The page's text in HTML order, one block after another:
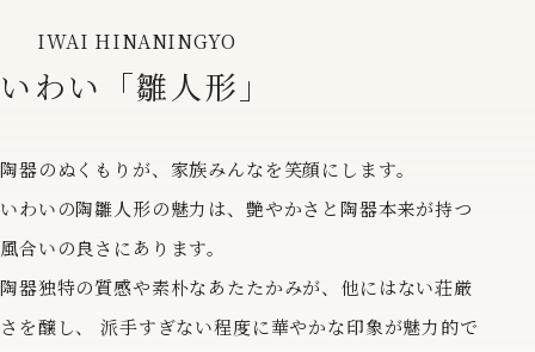
IWAI HINANINGYO
いわい「雛人形」
陶器のぬくもりが、家族みんなを笑顔にします。
いわいの陶雛人形の魅力は、艶やかさと陶器本来が持つ
風合いの良さにあります。
陶器独特の質感や素朴なあたたかみが、他にはない荘厳
さを醸し、
派手すぎない程度に華やかな印象が魅力的で